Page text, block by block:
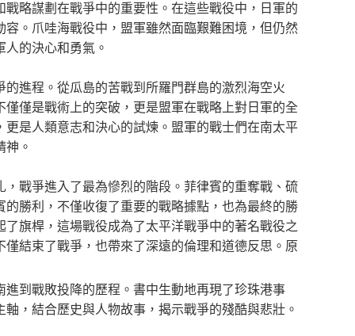
略謀劃在戰爭中的重要性。在這些戰役中，日軍的
。爪哇海戰役中，盟軍雖然面臨艱難困境，但仍然
的決心和勇氣。
進程。從瓜島的苦戰到所羅門群島的激烈海空火
僅是戰術上的突破，更是盟軍在戰略上對日軍的全
是人類意志和決心的試煉。盟軍的戰士們在南太平
。
戰爭進入了最為慘烈的階段。菲律賓的重奪戰、硫
勝利，不僅收復了重要的戰略據點，也為最終的勝
旗桿，這場戰役成為了太平洋戰爭中的著名戰役之
結束了戰爭，也帶來了深遠的倫理和道德反思。原
到戰敗投降的歷程。書中生動地再現了珍珠港事
，結合歷史與人物故事，揭示戰爭的殘酷與悲壯。